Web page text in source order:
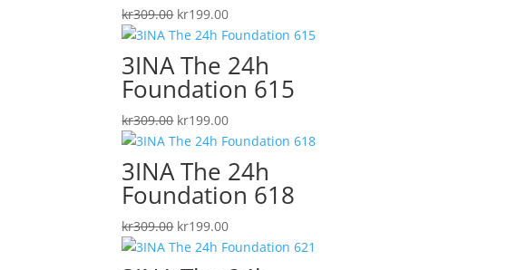
kr309.00 Det
ursprungliga
priset
var:
kr309.00.
kr199.00Det
nuvarande
priset
är:
kr199.00.
3INA The 24h
Foundation 615
kr309.00 Det
ursprungliga
priset
var:
kr309.00.
kr199.00Det
nuvarande
priset
är:
kr199.00.
3INA The 24h
Foundation 618
kr309.00 Det
ursprungliga
kr199.00Det
nuvarande